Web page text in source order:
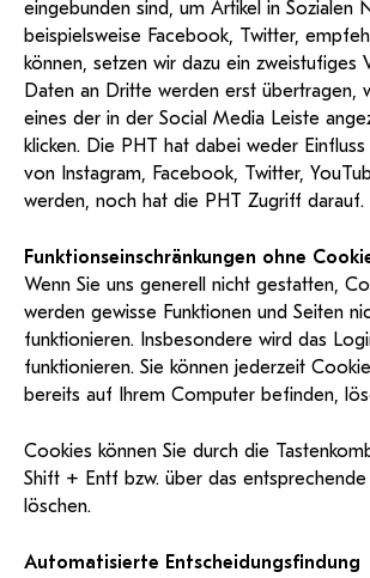
eingebunden sind, um Artikel in Sozialen
beispielsweise Facebook, Twitter,
können, setzen wir dazu ein zweistufiges
Daten an Dritte werden erst übertragen,
eines der in der Social Media Leiste
klicken. Die PHT hat dabei weder
von Instagram, Facebook, Twitter,
werden, noch hat die PHT Zugriff darauf.
Funktionseinschränkungen ohne
Wenn Sie uns generell nicht gestatten,
werden gewisse Funktionen und Seiten
funktionieren. Insbesondere wird das
funktionieren. Sie können jederzeit
bereits auf Ihrem Computer befinden,
Cookies können Sie durch die
Shift + Entf bzw. über das
löschen.
Automatisierte Entscheidungsfindung